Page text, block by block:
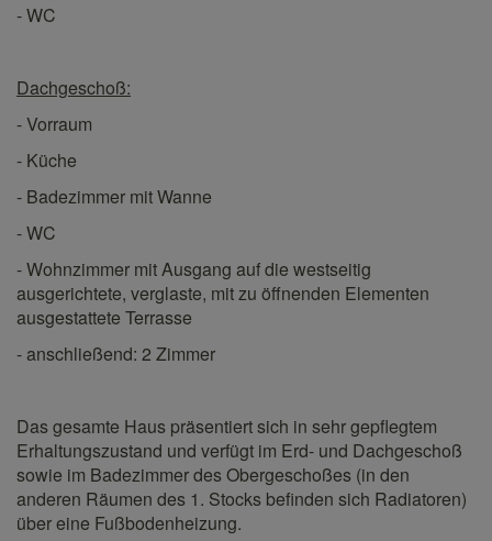
- WC
Dachgeschoß:
- Vorraum
- Küche
- Badezimmer mit Wanne
- WC
- Wohnzimmer mit Ausgang auf die westseitig
ausgerichtete, verglaste, mit zu öffnenden Elementen
ausgestattete Terrasse
- anschließend: 2 Zimmer
Das gesamte Haus präsentiert sich in sehr gepflegtem
Erhaltungszustand und verfügt im Erd- und Dachgeschoß
sowie im Badezimmer des Obergeschoßes (in den
anderen Räumen des 1. Stocks befinden sich Radiatoren)
über eine Fußbodenheizung.